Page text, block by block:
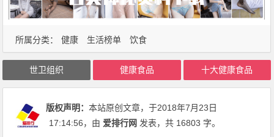
所属分类： 健康 生活榜单 饮食
世卫组织 健康食品 十大健康食品
版权声明：本站原创文章，于2018年7月23日
17:14:56，由 爱排行网 发表，共 16803 字。